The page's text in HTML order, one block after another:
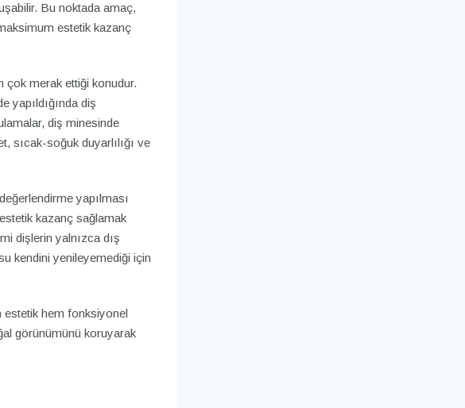
Bu noktada amaç,
estetik kazanç
çok merak ettiği konudur.
yapıldığında diş
diş minesinde
sıcak-soğuk duyarlılığı ve
yapılması
kazanç sağlamak
dişlerin yalnızca dış
kendini yenileyemediği için
estetik hem fonksiyonel
görünümünü koruyarak